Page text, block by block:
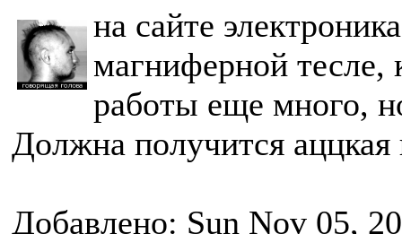
на сайте
магниферной тесле,
работы еще много,
Должна получится аццкая
Добавлено: Sun Nov 05,